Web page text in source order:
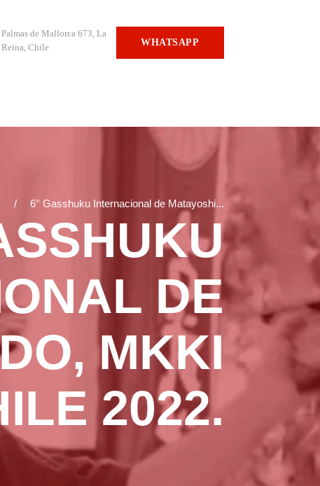
WHATSAPP
Palmas de Mallorca 673, La
Reina, Chile
6° Gasshuku Internacional de Matayoshi...
DE
MKKI
2022.